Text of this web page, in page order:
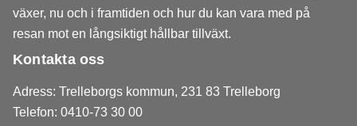
växer, nu och i framtiden och hur du kan vara med på
resan mot en långsiktigt hållbar tillväxt.
Kontakta oss
Adress: Trelleborgs kommun, 231 83 Trelleborg
Telefon: 0410-73 30 00